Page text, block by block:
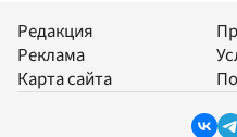
Редакция
Реклама
Карта сайта